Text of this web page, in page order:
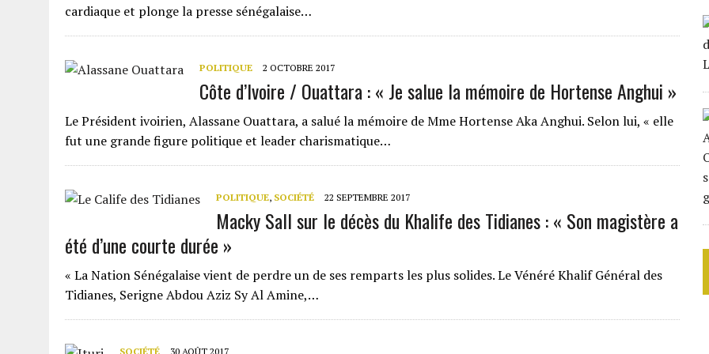
cardiaque et plonge la presse sénégalaise…
POLITIQUE 2 OCTOBRE 2017
Côte d’Ivoire / Ouattara : « Je salue la mémoire de Hortense Anghui »
Le Président ivoirien, Alassane Ouattara, a salué la mémoire de Mme Hortense Aka Anghui. Selon lui, « elle
fut une grande figure politique et leader charismatique…
POLITIQUE, SOCIÉTÉ 22 SEPTEMBRE 2017
Macky Sall sur le décès du Khalife des Tidianes : « Son magistère a
été d’une courte durée »
« La Nation Sénégalaise vient de perdre un de ses remparts les plus solides. Le Vénéré Khalif Général des
Tidianes, Serigne Abdou Aziz Sy Al Amine,…
SOCIÉTÉ 30 AOÛT 2017